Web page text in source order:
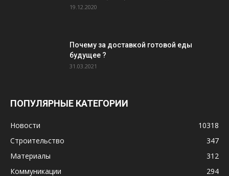
19.12.2020
Почему за доставкой готовой еды
будущее ?
31.03.2021
ПОПУЛЯРНЫЕ КАТЕГОРИИ
Новости
10318
Строительство
347
Материалы
312
Коммуникации
294